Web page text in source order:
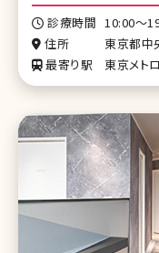
診療時間 10:00～
住所
東京都中
最寄り駅
東京メト